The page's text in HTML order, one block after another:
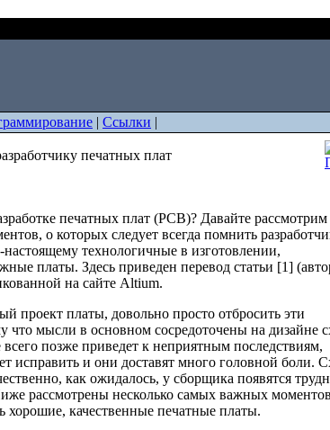
| Ссылки |
печатных плат
печатных плат (PCB)? Давайте рассмотрим
о которых следует всегда помнить
настоящему технологичные в изготовлении,
платы. Здесь приведен перевод статьи [1]
на сайте Altium.
проект платы, довольно просто отбросить эти
что мысли в основном сосредоточены на дизайне
позже приведет к неприятным последствиям,
исправить и они доставят много головной боли.
как ожидалось, у сборщика появятся
рассмотрены несколько самых важных
хорошие, качественные печатные платы.